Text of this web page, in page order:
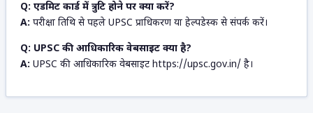
Q: एडमिट कार्ड में त्रुटि होने पर क्या करें?
A: परीक्षा तिथि से पहले UPSC प्राधिकरण या हेल्पडेस्क से संपर्क करें।
Q: UPSC की आधिकारिक वेबसाइट क्या है?
A: UPSC की आधिकारिक वेबसाइट https://upsc.gov.in/ है।